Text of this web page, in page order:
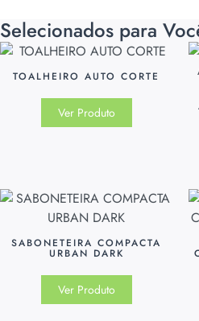
Selecionados para
TOALHEIRO AUTO CORTE
Ver Produto
SABONETEIRA COMPACTA
URBAN DARK
Ver Produto